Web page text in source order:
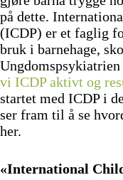
på dette.
(ICDP) er et faglig
bruk i barnehage,
vi ICDP aktivt og
startet med ICDP i
ser fram til å se
her.
«International